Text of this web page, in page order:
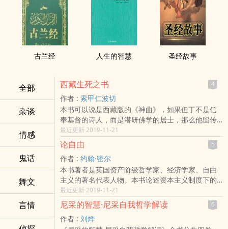
古兰经 人生的智慧 圣经故事
全部
杂谈
情感
鬼话
舞文
言情
西藏生死之书 4
作者 : 索甲仁波切
本书可以说是西藏版的《神曲》，如果但丁不是信
奉基督的诗人，而是潜研佛学的居士，那么他留传
后世的，可能就不是神游天堂与地狱的见闻，而是
论述因果轮回的《西藏生死书》了。本书无疑是当
代伟大的生死学巨著，一本实用的临终关怀手册；
它提供给读者的，不仅是有关死亡和临终的理论性
描述，尤为可贵的它还提供了具体实践的方法。它
认为死亡只是另一期生命的开始，是反映生命整体
意义的一面镜子。书中，深入讨论了如何认识生命
的真义，如何接受死亡，以及如何帮助临终者和亡
者。
最近更新 2019-11-21
论自由 5
作者 : 约翰·密尔
本书著者是英国资产阶级哲学家、经济学家、自由
主义的著名代表人物。本书论述资本主义制度下的
公民自由权利，阐明社会所能合法施用于个人的权
力的性质和限度，并提出了自由的各项原则。 关于
论自由这本书，密尔在引论中开宗明义地说，他所
要讨论的是公民自由或社会自由，也就是要探讨社
最近更新 2019-11-21
尼采的智慧·尼采自我哲学解读 6
作者 : 刘烨